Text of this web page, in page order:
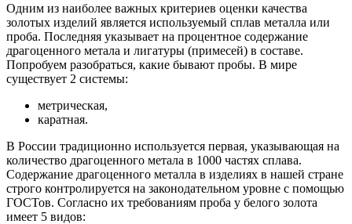
Одним из наиболее важных критериев оценки качества
золотых изделий является используемый сплав металла или
проба. Последняя указывает на процентное содержание
драгоценного метала и лигатуры (примесей) в составе.
Попробуем разобраться, какие бывают пробы. В мире
существует 2 системы:
метрическая,
каратная.
В России традиционно используется первая, указывающая на
количество драгоценного метала в 1000 частях сплава.
Содержание драгоценного металла в изделиях в нашей стране
строго контролируется на законодательном уровне с помощью
ГОСТов. Согласно их требованиям проба у белого золота
имеет 5 видов: